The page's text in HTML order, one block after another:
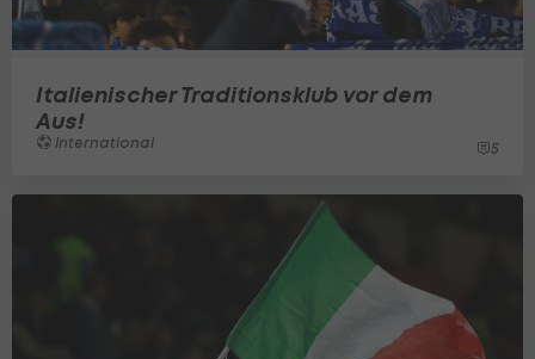
Italienischer Traditionsklub vor dem
Aus!
International 5